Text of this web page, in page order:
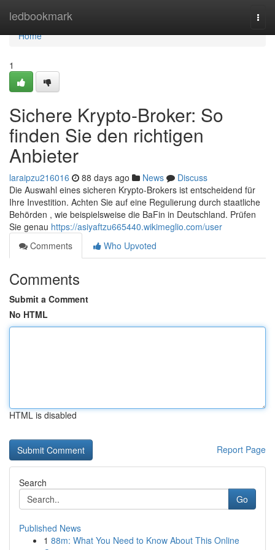
ledbookmark
Home
Home
1
Sichere Krypto-Broker: So
finden Sie den richtigen
Anbieter
laraipzu216016 88 days ago News
Discuss
Die Auswahl eines sicheren Krypto-Brokers ist entscheidend für
Ihre Investition. Achten Sie auf eine Regulierung durch staatliche
Behörden , wie beispielsweise die BaFin in Deutschland. Prüfen
Sie genau https://asiyaftzu665440.wikimeglio.com/user
Comments
Who Upvoted
Comments
Submit a Comment
No HTML
HTML is disabled
Report Page
Search
Go
Published News
1 88m: What You Need to Know About This Online